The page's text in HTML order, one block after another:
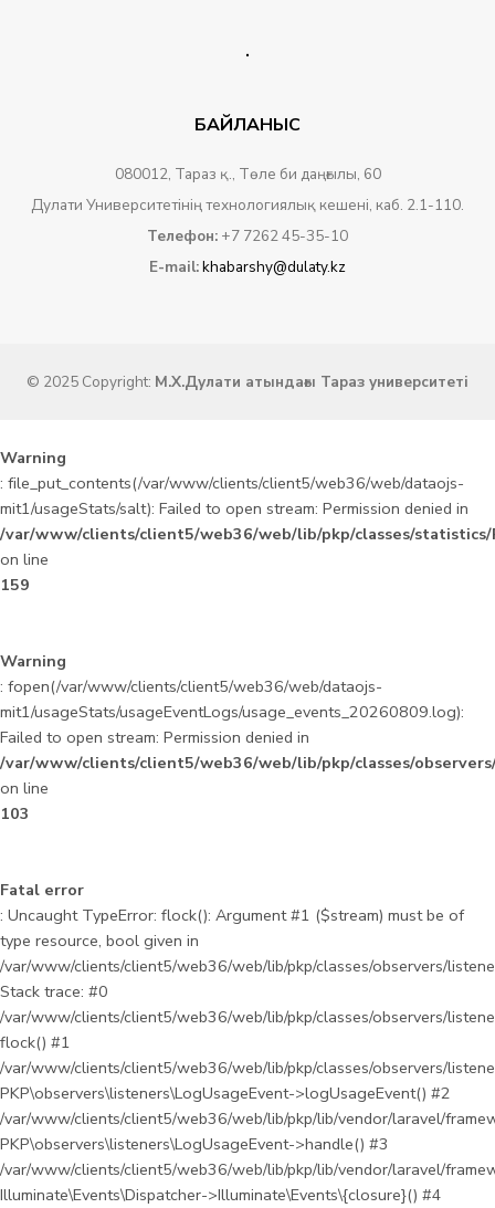
.
БАЙЛАНЫС
080012, Тараз қ., Төле би даңғылы, 60
Дулати Университетінің технологиялық кешені, каб. 2.1-110.
Телефон: +7 7262 45-35-10
E-mail:khabarshy@dulaty.kz
© 2025 Copyright: М.Х.Дулати атындағы Тараз университеті
Warning
: file_put_contents(/var/www/clients/client5/web36/web/dataojs-
mit1/usageStats/salt): Failed to open stream: Permission denied in
/var/www/clients/client5/web36/web/lib/pkp/classes/
on line
159
Warning
: fopen(/var/www/clients/client5/web36/web/dataojs-
mit1/usageStats/usageEventLogs/usage_events_20260809.log):
Failed to open stream: Permission denied in
/var/www/clients/client5/web36/web/lib/pkp/classes/
on line
103
Fatal error
: Uncaught TypeError: flock(): Argument #1 ($stream) must be of
type resource, bool given in
/var/www/clients/client5/web36/web/lib/pkp/classes/observers/
Stack trace: #0
/var/www/clients/client5/web36/web/lib/pkp/classes/observers/
flock() #1
/var/www/clients/client5/web36/web/lib/pkp/classes/observers/
PKP\observers\listeners\LogUsageEvent->logUsageEvent() #2
/var/www/clients/client5/web36/web/lib/pkp/lib/vendor/laravel/
PKP\observers\listeners\LogUsageEvent->handle() #3
/var/www/clients/client5/web36/web/lib/pkp/lib/vendor/laravel/
Illuminate\Events\Dispatcher->Illuminate\Events\{closure}() #4